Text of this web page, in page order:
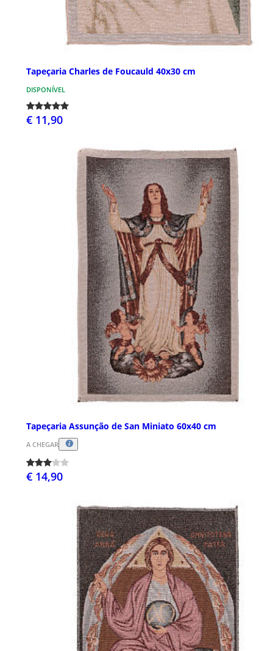
Tapeçaria Charles de Foucauld 40x30 cm
DISPONÍVEL
€ 11,90
Tapeçaria Assunção de San Miniato 60x40 cm
A CHEGAR
€ 14,90